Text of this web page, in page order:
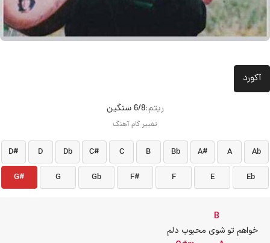
آکورد
ريتم:6/8 سنگین
تغییر گام آهنگ
Ab
A
A#
Bb
B
C
C#
Db
D
D#
Eb
E
F
F#
Gb
G
G#
B
خواهم تو شوی محبوب دلم